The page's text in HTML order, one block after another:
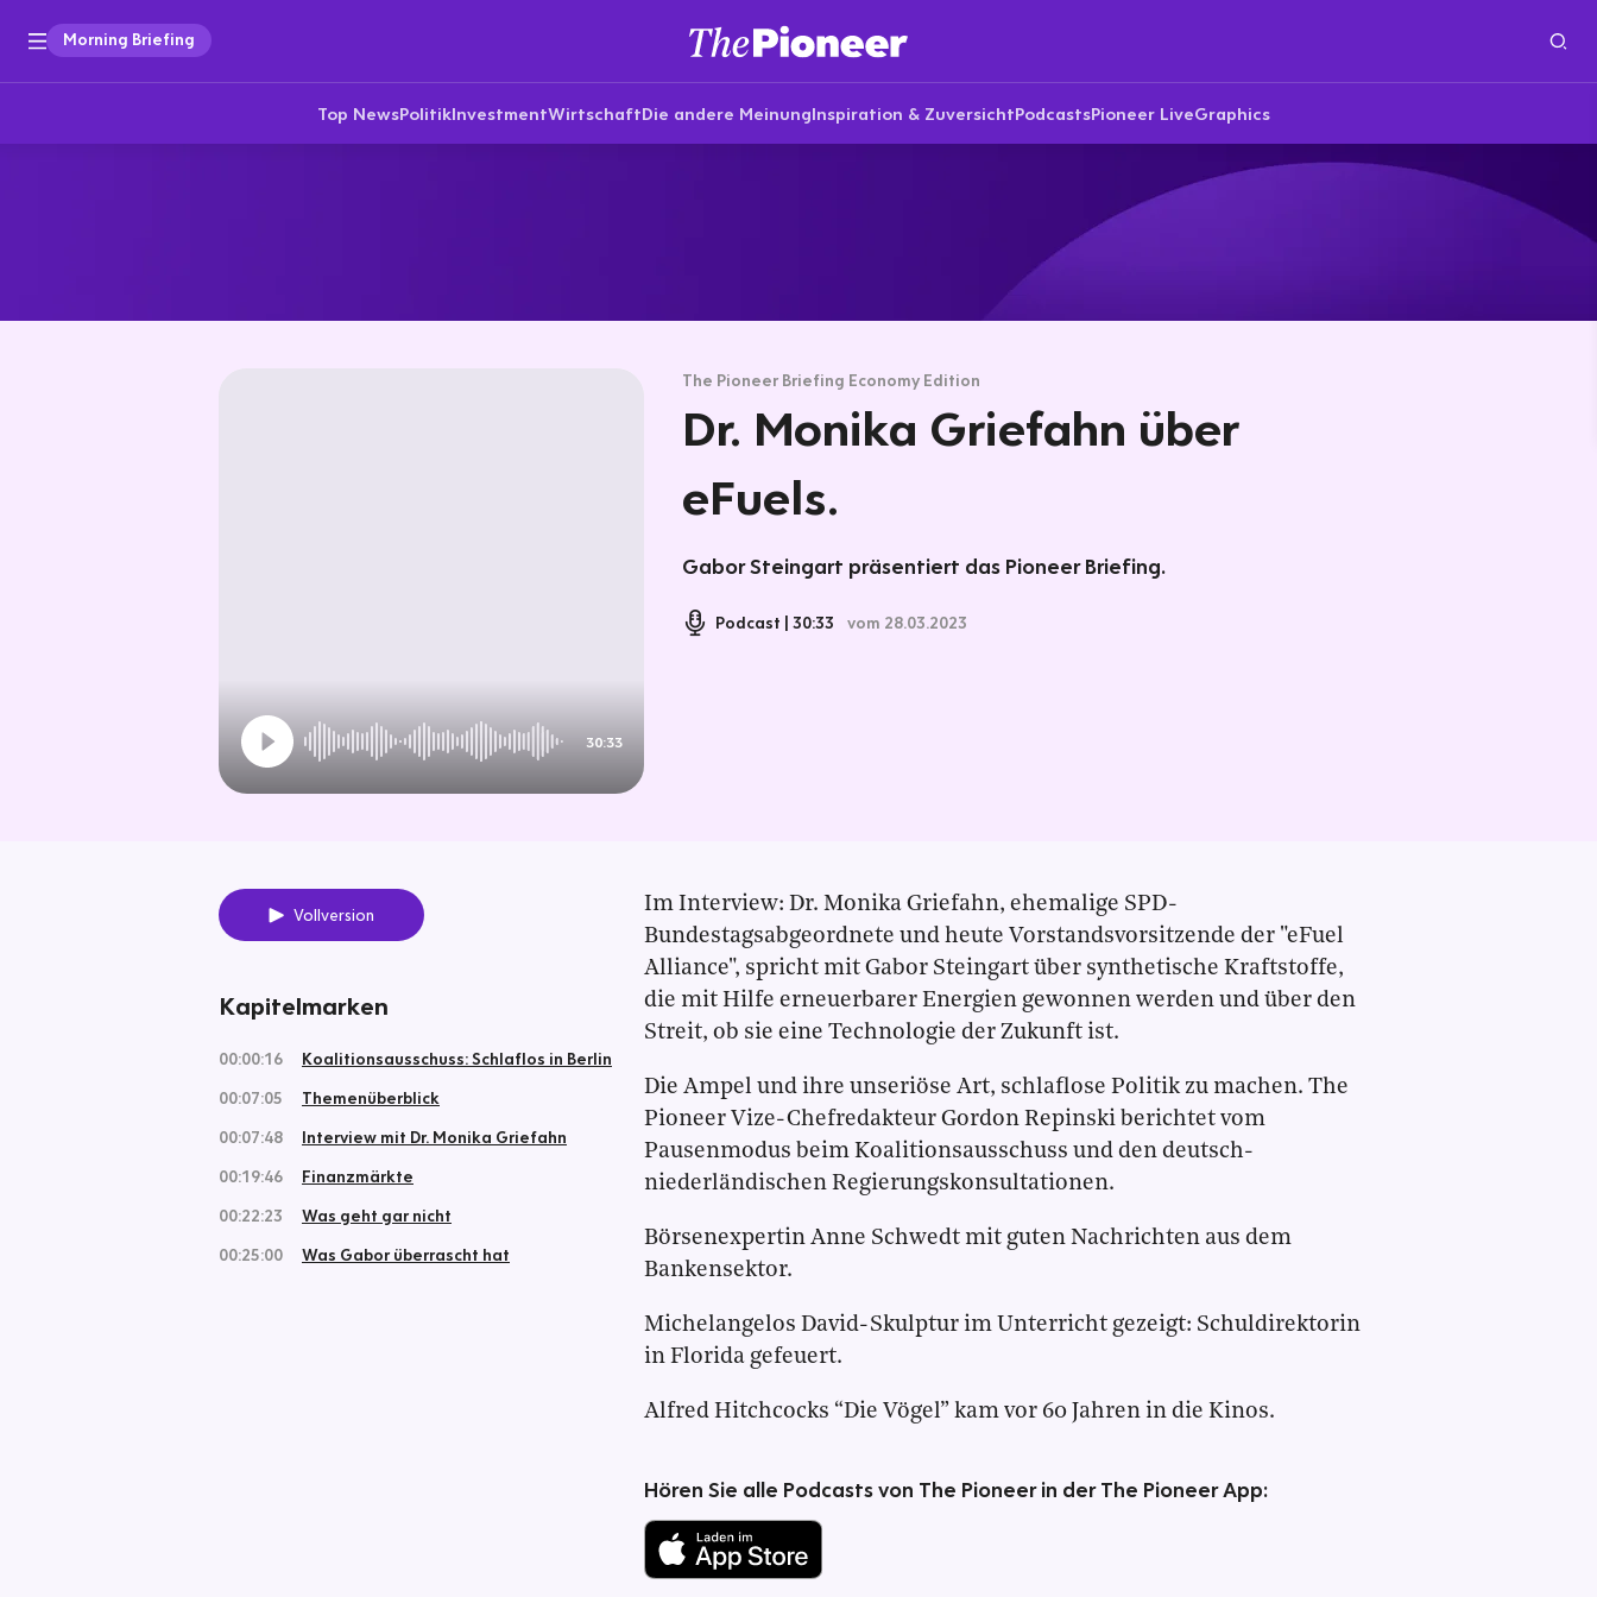
Morning Briefing
Top NewsPolitikInvestmentWirtschaftDie andere MeinungInspiration & ZuversichtPodcastsPioneer LiveGraphics
30:33
The Pioneer Briefing Economy Edition
Dr. Monika Griefahn über
eFuels.
Gabor Steingart präsentiert das Pioneer Briefing.
Podcast 30:33 vom 28.03.2023
Vollversion
Kapitelmarken
00:00:16
Koalitionsausschuss: Schlaflos in Berlin
00:07:05
Themenüberblick
00:07:48
Interview mit Dr. Monika Griefahn
00:19:46
Finanzmärkte
00:22:23
Was geht gar nicht
00:25:00
Was Gabor überrascht hat
Im Interview: Dr. Monika Griefahn, ehemalige SPD-
Bundestagsabgeordnete und heute Vorstandsvorsitzende der "eFuel
Alliance", spricht mit Gabor Steingart über synthetische Kraftstoffe,
die mit Hilfe erneuerbarer Energien gewonnen werden und über den
Streit, ob sie eine Technologie der Zukunft ist.
Die Ampel und ihre unseriöse Art, schlaflose Politik zu machen. The
Pioneer Vize-Chefredakteur Gordon Repinski berichtet vom
Pausenmodus beim Koalitionsausschuss und den deutsch-
niederländischen Regierungskonsultationen.
Börsenexpertin Anne Schwedt mit guten Nachrichten aus dem
Bankensektor.
Michelangelos David-Skulptur im Unterricht gezeigt: Schuldirektorin
in Florida gefeuert.
Alfred Hitchcocks “Die Vögel” kam vor 60 Jahren in die Kinos.
Hören Sie alle Podcasts von The Pioneer in der The Pioneer App: